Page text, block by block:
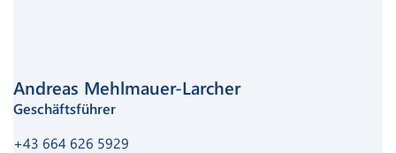
Andreas Mehlmauer-Larcher
Geschäftsführer
+43 664 626 5929